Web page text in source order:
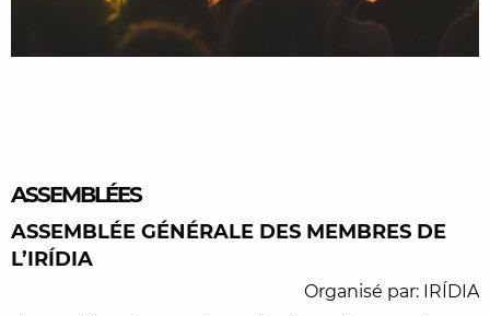
ASSEMBLÉES
ASSEMBLÉE GÉNÉRALE DES MEMBRES DE
L’IRÍDIA
Organisé par: IRÍDIA